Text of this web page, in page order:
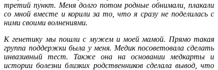
третий пункт. Меня долго потом родные обнимали, плакали
со мной вместе и корили за то, что я сразу не поделилась с
ними своими волнениями.
К генетику мы пошли с мужем и моей мамой. Прямо такая
группа поддержки была у меня. Медик посоветовала сделать
инвазивный тест. Также она на основании медкарты и
истории болезни близких родственников сделала вывод, что